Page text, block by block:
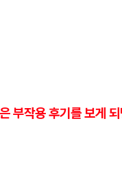
부작용 후기를 보게